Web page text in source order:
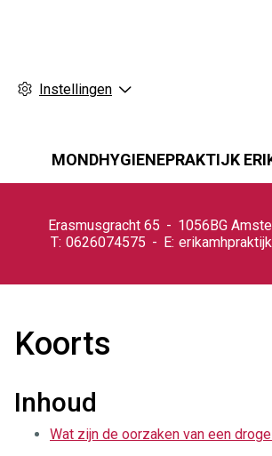
Instellingen
MONDHYGIENEPRAKTIJK
Hoofdmenu
Erasmusgracht65 1056BG
0626074575
Koorts
Inhoud
Wat zijn de oorzaken van een